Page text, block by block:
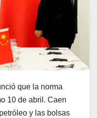
que la norma
10 de abril. Caen
y las bolsas